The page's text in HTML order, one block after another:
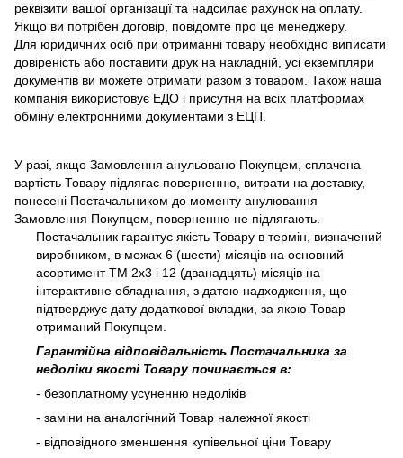
реквізити вашої організації та надсилає рахунок на оплату.
Якщо ви потрібен договір, повідомте про це менеджеру.
Для юридичних осіб при отриманні товару необхідно виписати
довіреність або поставити друк на накладній, усі екземпляри
документів ви можете отримати разом з товаром. Також наша
компанія використовує ЕДО і присутня на всіх платформах
обміну електронними документами з ЕЦП.
У разі, якщо Замовлення анульовано Покупцем, сплачена
вартість Товару підлягає поверненню, витрати на доставку,
понесені Постачальником до моменту анулювання
Замовлення Покупцем, поверненню не підлягають.
Постачальник гарантує якість Товару в термін, визначений
виробником, в межах 6 (шести) місяців на основний
асортимент ТМ 2х3 і 12 (дванадцять) місяців на
інтерактивне обладнання, з датою надходження, що
підтверджує дату додаткової вкладки, за якою Товар
отриманий Покупцем.
Гарантійна відповідальність Постачальника за
недоліки якості Товару починається в:
- безоплатному усуненню недоліків
- заміни на аналогічний Товар належної якості
- відповідного зменшення купівельної ціни Товару